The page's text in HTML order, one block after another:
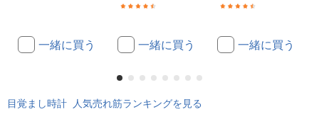
一緒に買う 一緒に買う 一緒に買う
目覚まし時計 人気売れ筋ランキングを見る